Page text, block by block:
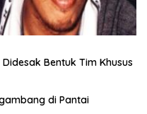
Bentuk Tim Khusus
di Pantai